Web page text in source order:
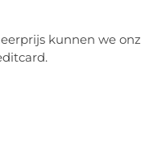
kunnen we